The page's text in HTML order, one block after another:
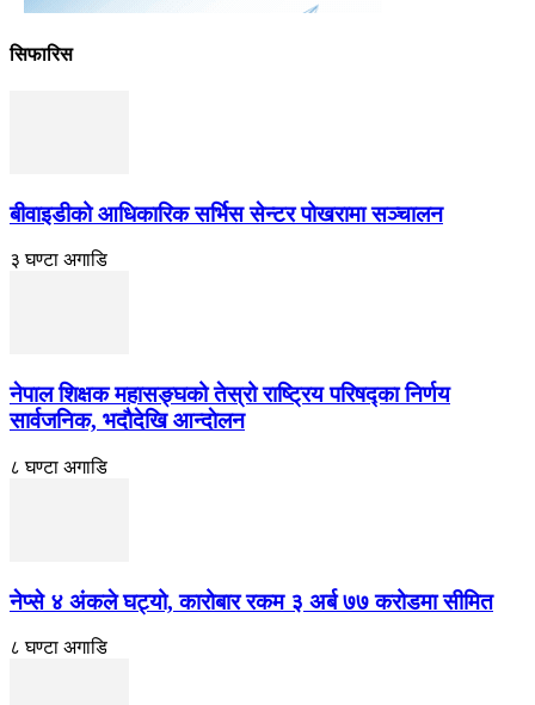
सिफारिस
बीवाइडीको आधिकारिक सर्भिस सेन्टर पोखरामा सञ्चालन
३ घण्टा अगाडि
नेपाल शिक्षक महासङ्घको तेस्रो राष्ट्रिय परिषद्का निर्णय
सार्वजनिक, भदाैदेखि आन्दाेलन
८ घण्टा अगाडि
नेप्से ४ अंकले घट्यो, कारोबार रकम ३ अर्ब ७७ करोडमा सीमित
८ घण्टा अगाडि